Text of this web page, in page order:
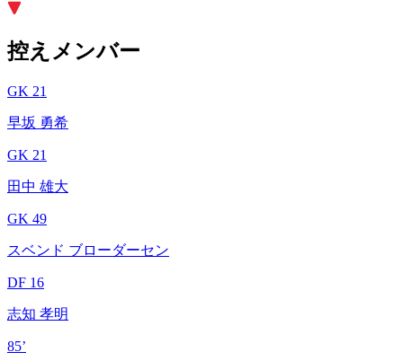
控えメンバー
GK 21
早坂 勇希
GK 21
田中 雄大
GK 49
スベンド ブローダーセン
DF 16
志知 孝明
85’